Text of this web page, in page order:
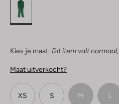
Kies je maat: Dit item valt
Maat uitverkocht?
XS S M L